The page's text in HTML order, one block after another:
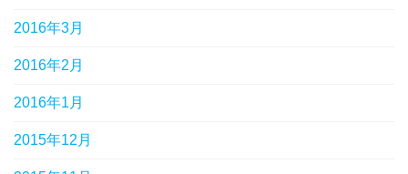
2016年3月
2016年2月
2016年1月
2015年12月